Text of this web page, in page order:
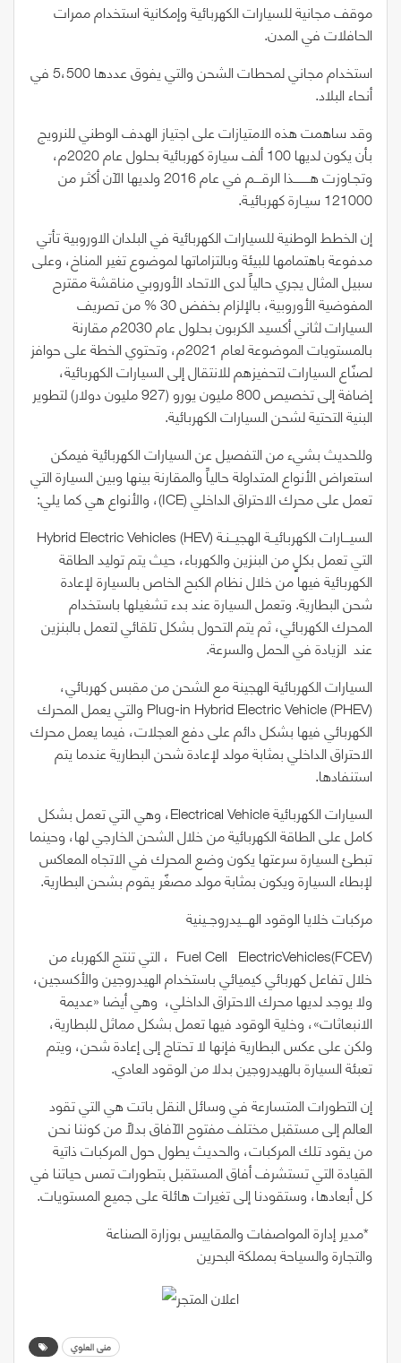
موقف مجانية للسيارات الكهربائية وإمكانية استخدام ممرات
الحافلات في المدن.
استخدام مجاني لمحطات الشحن والتي يفوق عددها
5،500
في
أنحاء البلاد.
وقد ساهمت هذه الامتيازات على اجتياز الهدف الوطني للنرويج
بأن يكون لديها100ألف سيارة كهربائية بحلول عام2020م،
وتجـاوزت هـــــــــذا الرقــــم في عام2016ولديها الآن أكثـر من
121000سيـارة كهربائيـة.
إن الخطط الوطنية للسيارات الكهربائية في البلدان الاوروبية تأتي
مدفوعة باهتمامها للبيئة وبالتزاماتها لموضوع تغير المناخ، وعلى
سبيل المثال يجري حالياً لدى الاتحاد الأوروبي مناقشة مقترح
المفوضية الأوروبية، بالإلزام بخفض30
%من تصريف
السيارات لثاني أكسيد الكربون بحلول عام2030م مقارنة
بالمستويات الموضوعة لعام 2021م، وتحتوي الخطة على حوافز
لصنّاع السيارات لتحفيزهم للانتقال إلى السيارات الكهربائية،
إضافة إلى تخصيص800مليون يورو(927 مليون دولار)لتطوير
البنية التحتية لشحن السيارات الكهربائية.
وللحديث بشيء من التفصيل عن السيارات الكهربائية فيمكن
استعراض الأنواع المتداولة حالياً والمقارنة بينها وبين السيارة التي
تعمل على محرك الاحتراق الداخلي(ICE)
، والأنواع هي كما يلي:
السيـــارات الكهربائيــة الهجيـــنـة(Hybrid
ElectricVehicles(HEV
التي تعمل بكلٍ من البنزين والكهرباء، حيث يتم توليد الطاقة
الكهربائية فيها من خلال نظام الكبح الخاص بالسيارة لإعادة
شحن البطارية. وتعمل السيارة عند بدء تشغيلها باستخدام
المحرك الكهربائي، ثم يتم التحول بشكل تلقائي لتعمل بالبنزين
عند الزيادة في الحمل والسرعة.
السيارات الكهربائية الهجينة مع الشحن من مقبس كهربائي،
(Plug-in
HybridElectricVehicle(PHEV
والتي يعمل المحرك
الكهربائي فيها بشكل دائم على دفع العجلات، فيما يعمل محرك
الاحتراق الداخلي بمثابة مولد لإعادة شحن البطارية عندما يتم
استنفادها.
السيارات الكهربائية
ElectricalVehicle
، وهي التي تعمل بشكل
كامل على الطاقة الكهربائية من خلال الشحن الخارجي لها، وحينما
تبطئ السيارة سرعتها يكون وضع المحرك في الاتجاه المعاكس
لإبطاء السيارة ويكون بمثابة مولد مصغّر يقوم بشحن البطارية.
مركبات خلايا الوقود الهــــيدروجــينية
(Fuel
Cell ElectricVehicles(FCEV
، التي تنتج الكهرباء من
خلال تفاعل كهربائي كيميائي باستخدام الهيدروجين والأكسجين،
ولا يوجد لديها محرك الاحتراق الداخلي، وهي أيضا«عديمة
الانبعاثات»، وخلية الوقود فيها تعمل بشكل مماثل للبطارية،
ولكن على عكس البطارية فإنها لا تحتاج إلى إعادة شحن، ويتم
تعبئة السيارة بالهيدروجين بدلا من الوقود العادي.
إن التطورات المتسارعة في وسائل النقل باتت هي التي تقود
العالم إلى مستقبل مختلف مفتوح الآفاق بدلاً من كوننا نحن
من يقود تلك المركبات، والحديث يطول حول المركبات ذاتية
القيادة التي تستشرف أفاق المستقبل بتطورات تمس حياتنا في
كل أبعادها، وستقودنا إلى تغيرات هائلة على جميع المستويات.
‭* ‬مدير‭ ‬إدارة‭ ‬المواصفات‭ ‬والمقاييس‭
‬بوزارة‭‬الصناعة‭
‬والتجارة‭‬والسياحة‭ ‬بمملكة‭ ‬البحرين
منى العلوي